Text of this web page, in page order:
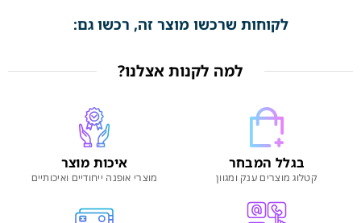
לקוחות שרכשו מוצר זה, רכשו גם:
למה לקנות אצלנו?
בגלל המבחר
קטלוג מוצרים ענק ומגוון
איכות מוצר
מוצרי אופנה ייחודיים ואיכותיים